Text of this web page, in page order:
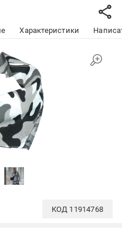
Характеристики
КОД 11914768